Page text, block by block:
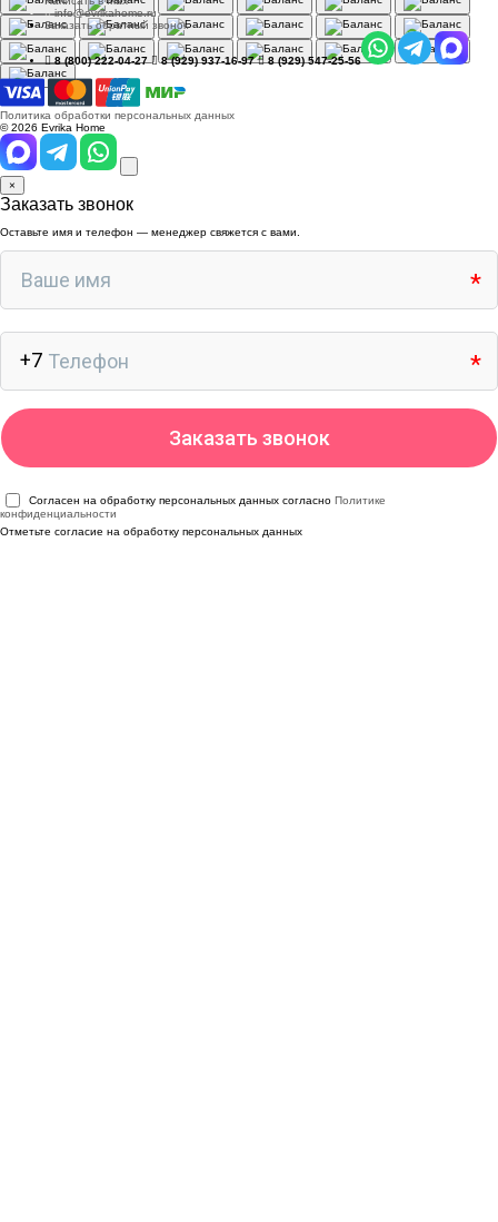
info@evrikahome.ru
Заказать обратный звонок
8 (800) 222-04-27 8 (929) 937-16-97 8 (929) 547-25-56
Политика обработки персональных данных
© 2026 Evrika Home
×
Заказать звонок
Оставьте имя и телефон — менеджер свяжется с вами.
Согласен на обработку персональных данных согласно Политике
конфиденциальности
Отметьте согласие на обработку персональных данных